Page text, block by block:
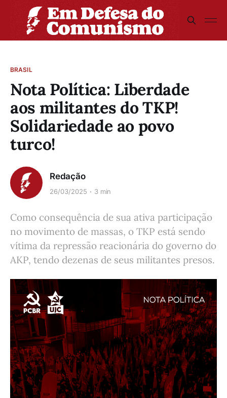
BRASIL
Nota Política: Liberdade
aos militantes do TKP!
Solidariedade ao povo
turco!
Redação
26/03/2025 3 min
Como consequência de sua ativa participação
no movimento de massas, o TKP está sendo
vítima da repressão reacionária do governo do
AKP, tendo dezenas de seus militantes presos.